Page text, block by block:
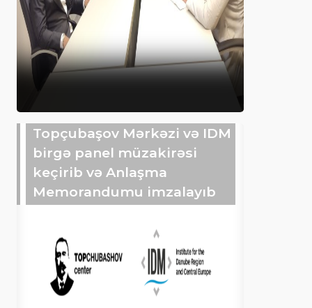
Topçubaşov Mərkəzi və IDM
birgə panel müzakirəsi
keçirib və Anlaşma
Memorandumu imzalayıb